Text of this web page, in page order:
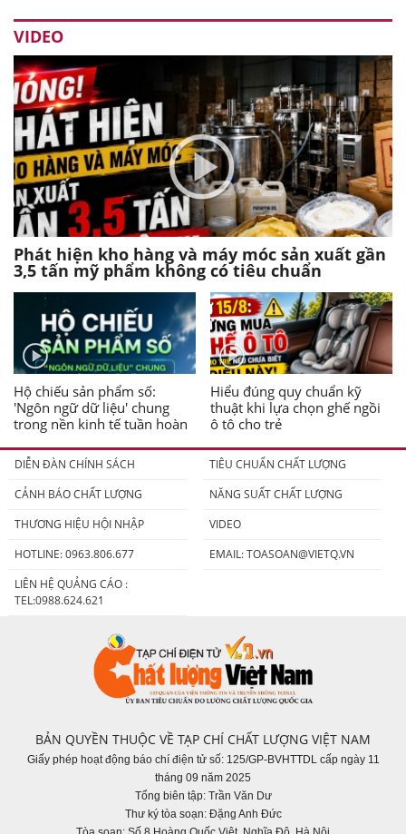
VIDEO
Phát hiện kho hàng và máy móc sản xuất gần
3,5 tấn mỹ phẩm không có tiêu chuẩn
Hộ chiếu sản phẩm số:
'Ngôn ngữ dữ liệu' chung
trong nền kinh tế tuần hoàn
Hiểu đúng quy chuẩn kỹ
thuật khi lựa chọn ghế ngồi
ô tô cho trẻ
DIỄN ĐÀN CHÍNH SÁCH
TIÊU CHUẨN CHẤT LƯỢNG
CẢNH BÁO CHẤT LƯỢNG
NĂNG SUẤT CHẤT LƯỢNG
THƯƠNG HIỆU HỘI NHẬP
VIDEO
HOTLINE: 0963.806.677
EMAIL:TOASOAN@VIETQ.VN
LIÊN HỆ QUẢNG CÁO :
TEL:0988.624.621
BẢN QUYỀN THUỘC VỀ TẠP CHÍ CHẤT LƯỢNG VIỆT NAM
Giấy phép hoạt động báo chí điện tử số: 125/GP-BVHTTDL cấp ngày 11
tháng 09 năm 2025
Tổng biên tập: Trần Văn Dư
Thư ký tòa soạn: Đặng Anh Đức